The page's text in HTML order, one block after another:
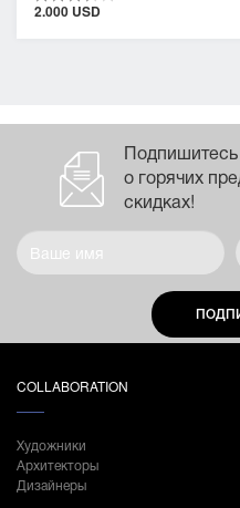
2.000 USD
о горячих
скидках!
COLLABORATION
Художники
Архитекторы
Дизайнеры